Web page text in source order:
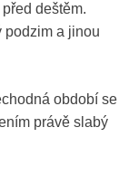
deštěm.
podzim a jinou
období se
právě slabý